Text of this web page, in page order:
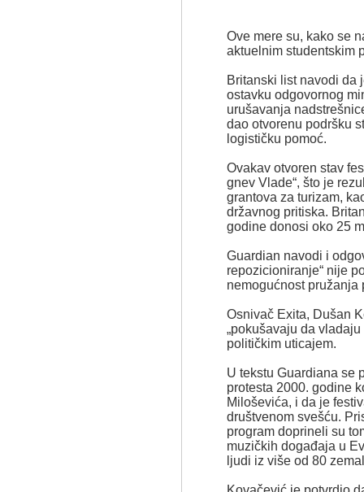
Ove mere su, kako se
aktuelnim studentskim
Britanski list navodi da
ostavku odgovornog
urušavanja
dao otvorenu podršku
logističku pomoć.
Ovakav otvoren stav
gnev Vlade“, što je
grantova za turizam,
državnog pritiska.
godine donosi oko 25
Guardian navodi i
repozicioniranje“ nije
nemogućnost pružanja
Osnivač Exita, Dušan
„pokušavaju da
političkim uticajem.
U tekstu Guardiana se
protesta 2000. godine
Miloševića, i da je
društvenom svešću.
program doprineli su
muzičkih događaja u
ljudi iz više od 80